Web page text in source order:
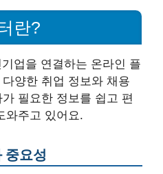
란?
업을 연결하는 온라인 플
양한 취업 정보와 채용
필요한 정보를 쉽고 편
와주고 있어요.
중요성